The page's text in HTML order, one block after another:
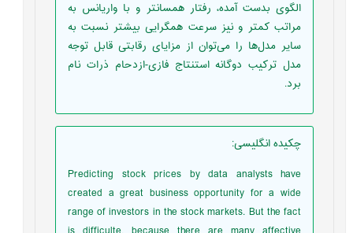
الگوی بدست آمده، رفتار همسانتر و با واریانس به
مراتب کمتر و نیز سرعت همگرایی بیشتر نسبت به
سایر مدل‌ها را می‌توان از مزایای رقابتی قابل توجه
مدل ترکیب دوگانه استنتاج فازی-ازدحام ذرات نام
برد.
چکیده انگلیسی:
Predicting stock prices by data analysts have
created a great business opportunity for a wide
range of investors in the stock markets. But the fact